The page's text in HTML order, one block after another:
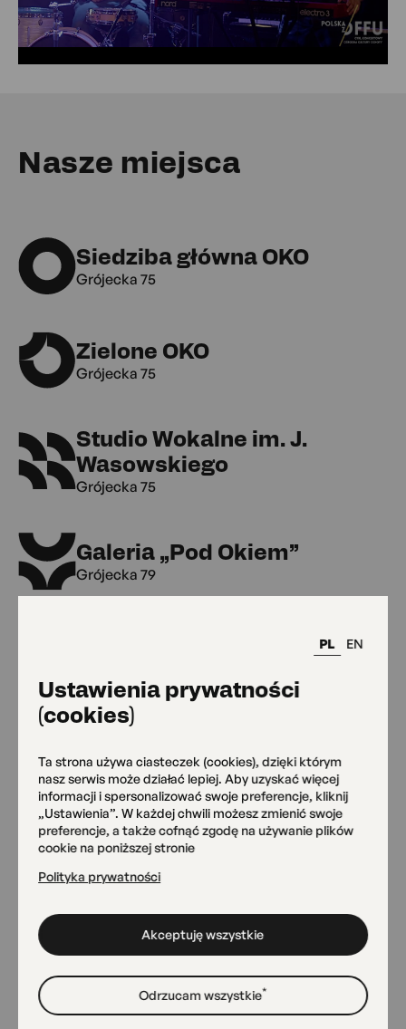
PL EN
Ustawienia prywatności
(cookies)
Ta strona używa ciasteczek (cookies), dzięki którym
nasz serwis może działać lepiej. Aby uzyskać więcej
informacji i spersonalizować swoje preferencje, kliknij
„Ustawienia”. W każdej chwili możesz zmienić swoje
preferencje, a także cofnąć zgodę na używanie plików
cookie na poniższej stronie
Polityka prywatności
Akceptuję wszystkie
Odrzucam wszystkie*
Nasze miejsca
Siedziba główna OKO
Grójecka 75
Zielone OKO
Grójecka 75
Studio Wokalne im. J.
Wasowskiego
Grójecka 75
Galeria „Pod Okiem”
Grójecka 79
Grójecka 109
Pracownia Ceramiki
AngobA
Przemyska 18
Magazyn Sztuk